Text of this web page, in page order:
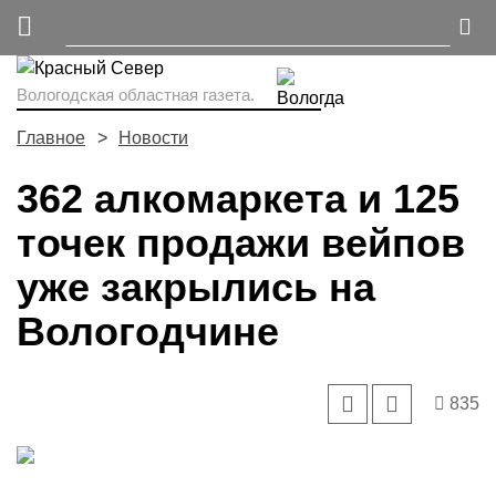
Вологодская областная газета.
Главное Новости
362 алкомаркета и 125
точек продажи вейпов
уже закрылись на
Вологодчине
835